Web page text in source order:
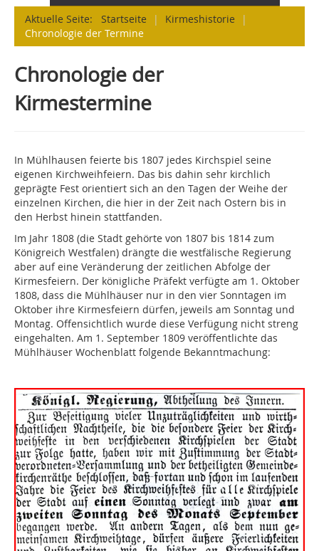
Aktuelle Seite: Startseite | Kirmeshistorie
|
Chronologie der Termine
Chronologie der
Kirmestermine
In Mühlhausen feierte bis 1807 jedes Kirchspiel seine
eigenen Kirchweihfeiern. Das bis dahin sehr kirchlich
geprägte Fest orientiert sich an den Tagen der Weihe der
einzelnen Kirchen, die hier in der Zeit nach Ostern bis in
den Herbst hinein stattfanden.
Im Jahr 1808 (die Stadt gehörte von 1807 bis 1814 zum
Königreich Westfalen) drängte die westfälische Regierung
aber auf eine Veränderung der zeitlichen Abfolge der
Kirmesfeiern. Der königliche Präfekt verfügte am 1. Oktober
1808, dass die Mühlhäuser nur in den vier Sonntagen im
Oktober ihre Kirmesfeiern dürfen, jeweils am Sonntag und
Montag. Offensichtlich wurde diese Verfügung nicht streng
eingehalten. Am 1. September 1809 veröffentlichte das
Mühlhäuser Wochenblatt folgende Bekanntmachung: